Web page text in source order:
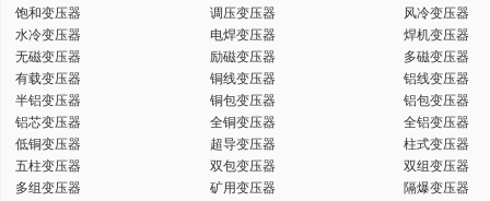
饱和变压器
调压变压器
风冷变压器
水冷变压器
电焊变压器
焊机变压器
无磁变压器
励磁变压器
多磁变压器
有载变压器
铜线变压器
铝线变压器
半铝变压器
铜包变压器
铝包变压器
铝芯变压器
全铜变压器
全铝变压器
低铜变压器
超导变压器
柱式变压器
五柱变压器
双包变压器
双组变压器
多组变压器
矿用变压器
隔爆变压器